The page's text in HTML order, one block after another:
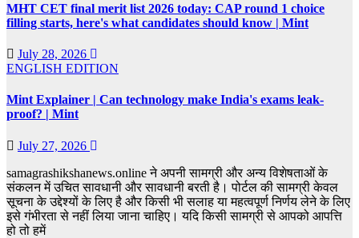
MHT CET final merit list 2026 today: CAP round 1 choice
filling starts, here's what candidates should know | Mint
July 28, 2026
ENGLISH EDITION
Mint Explainer | Can technology make India's exams leak-
proof? | Mint
July 27, 2026
samagrashikshanews.online ने अपनी सामग्री और अन्य विशेषताओं के
संकलन में उचित सावधानी और सावधानी बरती है। पोर्टल की सामग्री केवल
सूचना के उद्देश्यों के लिए है और किसी भी सलाह या महत्वपूर्ण निर्णय लेने के लिए
इसे गंभीरता से नहीं लिया जाना चाहिए। यदि किसी सामग्री से आपको आपत्ति
हो तो हमें